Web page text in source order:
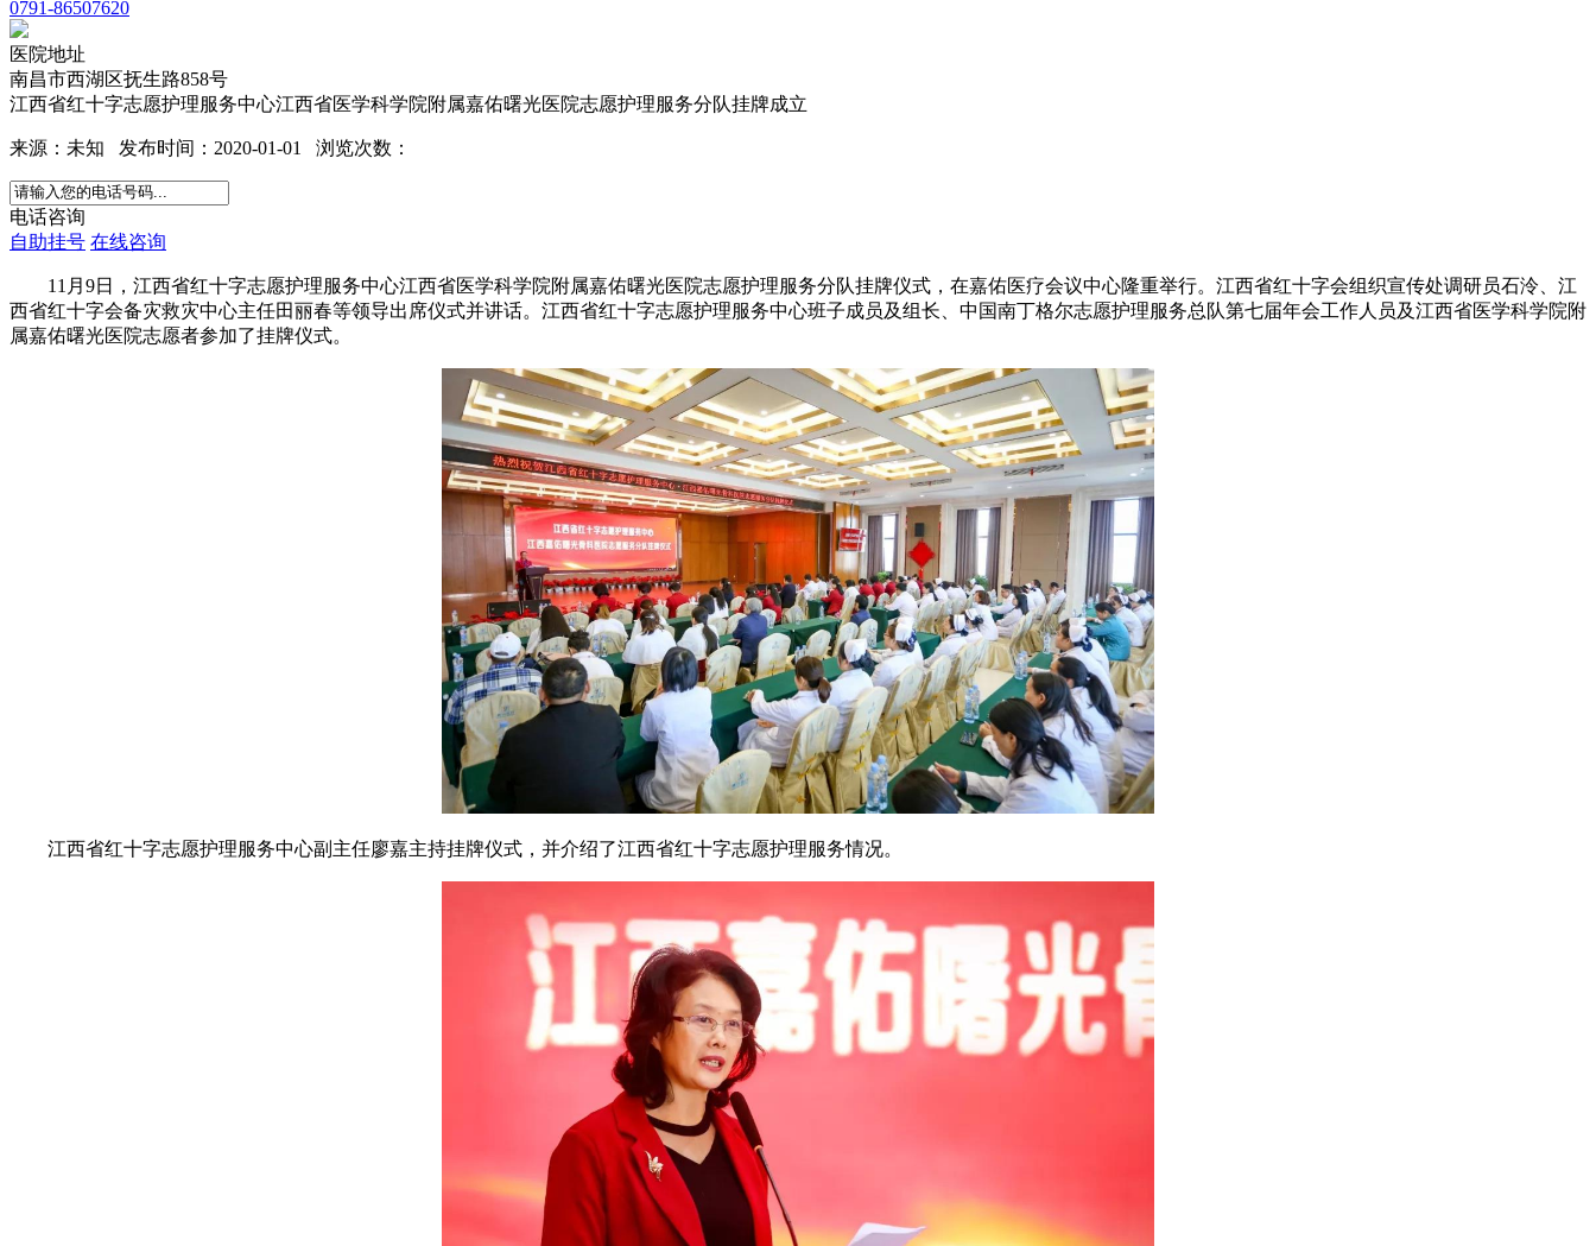
0791-86507620
医院地址
南昌市西湖区抚生路858号
江西省红十字志愿护理服务中心江西省医学科学院附属嘉佑曙光医院志愿护理服务分队挂牌成立
来源：未知 发布时间：2020-01-01 浏览次数：
电话咨询
自助挂号 在线咨询
11月9日，江西省红十字志愿护理服务中心江西省医学科学院附属嘉佑曙光医院志愿护理服务分队挂牌仪式，在嘉佑医疗会议中心隆重举行。江西省红十字会组织宣传处调研员石泠、江
西省红十字会备灾救灾中心主任田丽春等领导出席仪式并讲话。江西省红十字志愿护理服务中心班子成员及组长、中国南丁格尔志愿护理服务总队第七届年会工作人员及江西省医学科学院附
属嘉佑曙光医院志愿者参加了挂牌仪式。
江西省红十字志愿护理服务中心副主任廖嘉主持挂牌仪式，并介绍了江西省红十字志愿护理服务情况。